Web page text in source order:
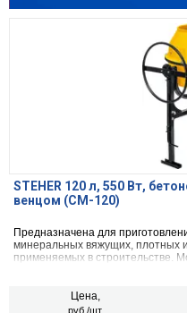
STEHER 120 л, 550 Вт,
венцом (CM-120)
Предназначена для
минеральных вяжущих, плотных
применяемых в строительстве.
Цена,
руб./шт.